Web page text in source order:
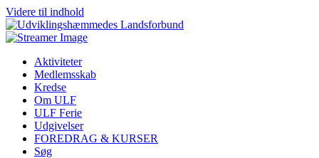
Videre til indhold
Aktiviteter
Medlemsskab
Kredse
Om ULF
ULF Ferie
Udgivelser
FOREDRAG & KURSER
Søg